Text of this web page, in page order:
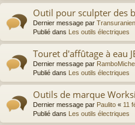
Outil pour sculpter des
Dernier message par Transuranien
Publié dans Les outils électriques
Touret d'affûtage à eau
Dernier message par
Publié dans Les outils électriques
Outils de marque
Dernier message par Paulito « 11
Publié dans Les outils électriques